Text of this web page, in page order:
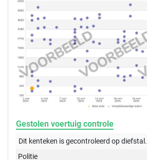
Gestolen voertuig controle
Dit kenteken is gecontroleerd opdiefstal.
Politie